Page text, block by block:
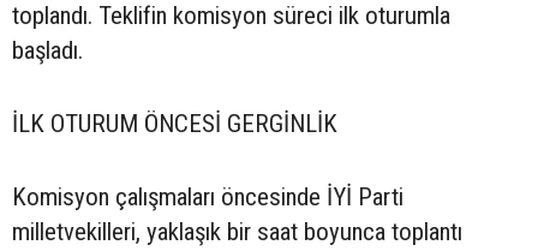
toplandı. Teklifin komisyon süreci ilk oturumla
başladı.
İLK OTURUM ÖNCESİ GERGİNLİK
Komisyon çalışmaları öncesinde İYİ Parti
milletvekilleri, yaklaşık bir saat boyunca toplantı